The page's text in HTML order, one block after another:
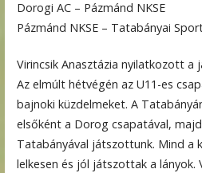
Dorogi AC – Pázmánd NKSE
Pázmánd NKSE – Tatabányai
Virincsik Anasztázia nyilatkozott a
Az elmúlt hétvégén az U11-es
bajnoki küzdelmeket. A
elsőként a Dorog csapatával,
Tatabányával játszottunk. Mind a
lelkesen és jól játszottak a lányok.